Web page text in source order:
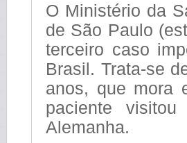
O Ministério da
de São Paulo
terceiro caso
Brasil. Trata-se
anos, que mora
paciente
Alemanha.